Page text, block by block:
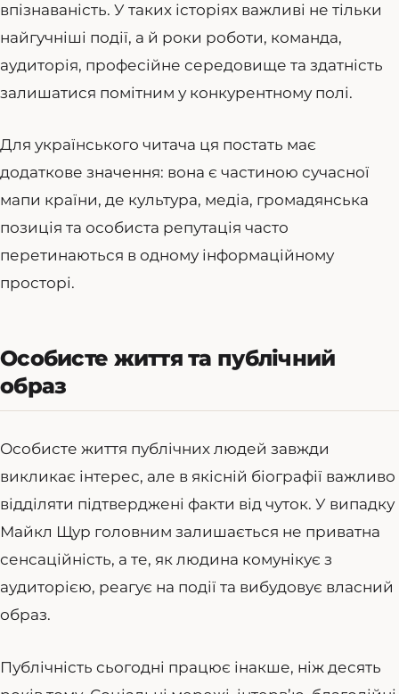
впізнаваність. У таких історіях важливі не тільки
найгучніші події, а й роки роботи, команда,
аудиторія, професійне середовище та здатність
залишатися помітним у конкурентному полі.
Для українського читача ця постать має
додаткове значення: вона є частиною сучасної
мапи країни, де культура, медіа, громадянська
позиція та особиста репутація часто
перетинаються в одному інформаційному
просторі.
Особисте життя та публічний
образ
Особисте життя публічних людей завжди
викликає інтерес, але в якісній біографії важливо
відділяти підтверджені факти від чуток. У випадку
Майкл Щур головним залишається не приватна
сенсаційність, а те, як людина комунікує з
аудиторією, реагує на події та вибудовує власний
образ.
Публічність сьогодні працює інакше, ніж десять